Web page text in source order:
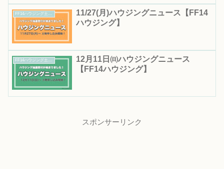
11/27(月)ハウジングニュース【FF14
ハウジング】
12月11日㈰ハウジングニュース
【FF14ハウジング】
スポンサーリンク